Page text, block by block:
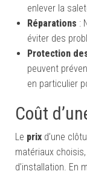
enlever la
Réparations :
éviter des
Protection
peuvent
en particulier
Coût
Le prix d’une
matériaux
d’installation. En